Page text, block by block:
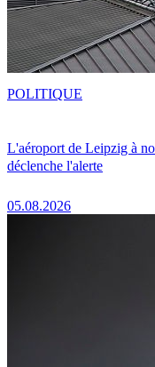
L'aéroport de Leipzig à
déclenche l'alerte
05.08.2026
POLITIQUE